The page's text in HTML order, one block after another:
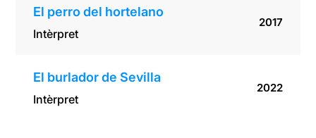
El perro del hortelano
Intèrpret
2017
El burlador de Sevilla
Intèrpret
2022